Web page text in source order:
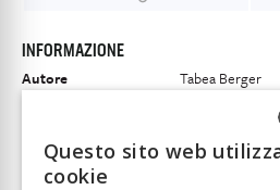
INFORMAZIONE
Autore
Tabea Berger
Lingua
Questo sito web
cookie